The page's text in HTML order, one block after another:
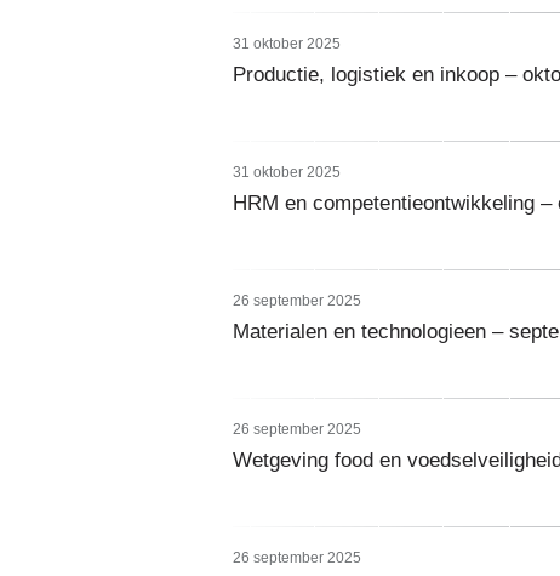
31 oktober 2025
Productie, logistiek en inkoop –
31 oktober 2025
HRM en competentieontwikkeling –
26 september 2025
Materialen en technologieen –
26 september 2025
Wetgeving food en
26 september 2025